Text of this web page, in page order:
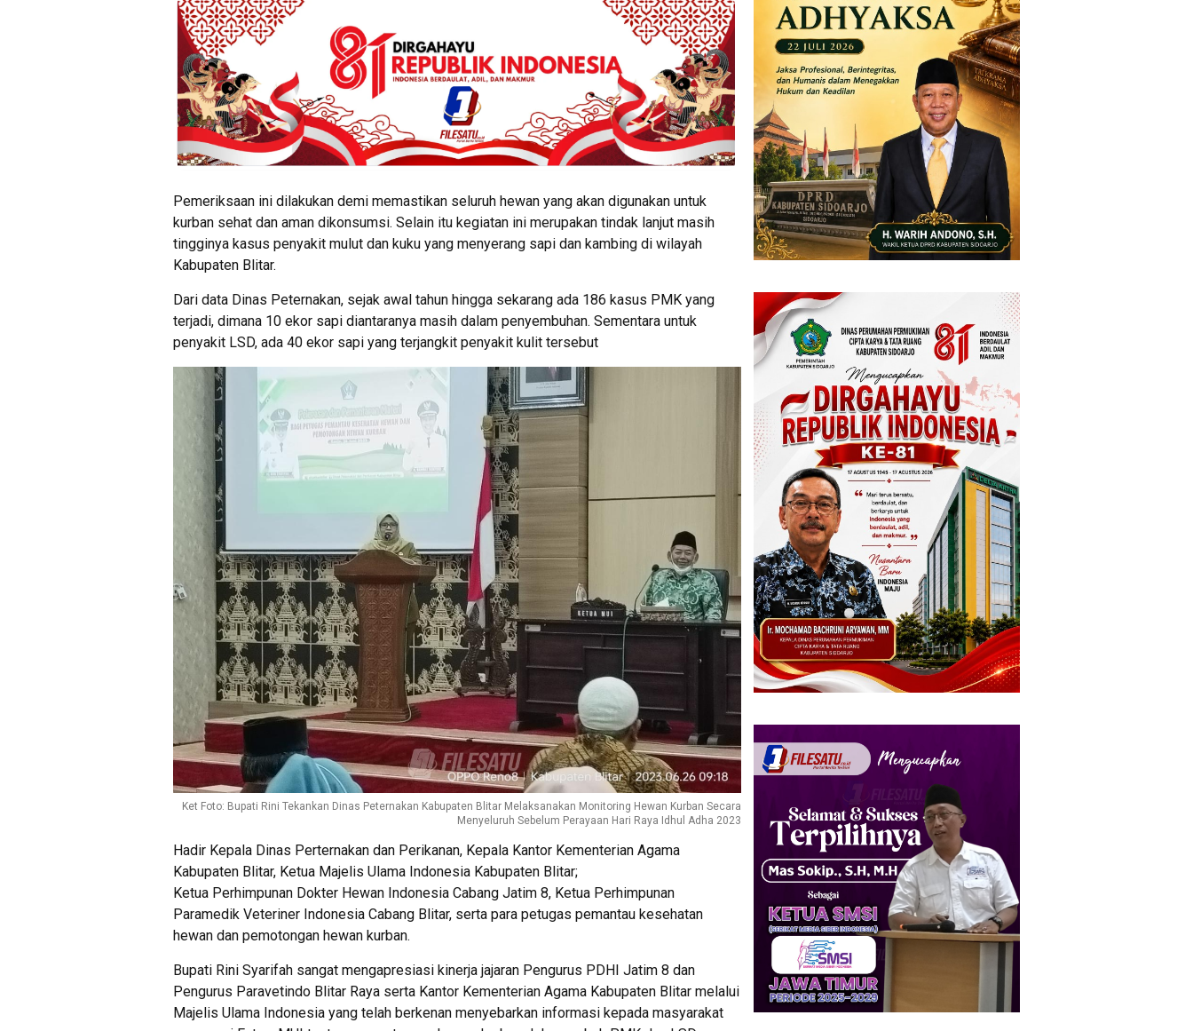
Pemeriksaan ini dilakukan demi memastikan seluruh hewan yang akan digunakan untuk
kurban sehat dan aman dikonsumsi. Selain itu kegiatan ini merupakan tindak lanjut masih
tingginya kasus penyakit mulut dan kuku yang menyerang sapi dan kambing di wilayah
Kabupaten Blitar.
Dari data Dinas Peternakan, sejak awal tahun hingga sekarang ada 186 kasus PMK yang
terjadi, dimana 10 ekor sapi diantaranya masih dalam penyembuhan. Sementara untuk
penyakit LSD, ada 40 ekor sapi yang terjangkit penyakit kulit tersebut
Ket Foto: Bupati Rini Tekankan Dinas Peternakan Kabupaten Blitar Melaksanakan Monitoring Hewan Kurban Secara
Menyeluruh Sebelum Perayaan Hari Raya Idhul Adha 2023
Hadir Kepala Dinas Perternakan dan Perikanan, Kepala Kantor Kementerian Agama
Kabupaten Blitar, Ketua Majelis Ulama Indonesia Kabupaten Blitar;
Ketua Perhimpunan Dokter Hewan Indonesia Cabang Jatim 8, Ketua Perhimpunan
Paramedik Veteriner Indonesia Cabang Blitar, serta para petugas pemantau kesehatan
hewan dan pemotongan hewan kurban.
Bupati Rini Syarifah sangat mengapresiasi kinerja jajaran Pengurus PDHI Jatim 8 dan
Pengurus Paravetindo Blitar Raya serta Kantor Kementerian Agama Kabupaten Blitar melalui
Majelis Ulama Indonesia yang telah berkenan menyebarkan informasi kepada masyarakat